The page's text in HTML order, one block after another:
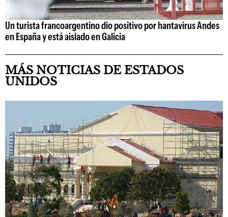
Un turista francoargentino dio positivo por hantavirus Andes
en España y está aislado en Galicia
MÁS NOTICIAS DE ESTADOS
UNIDOS